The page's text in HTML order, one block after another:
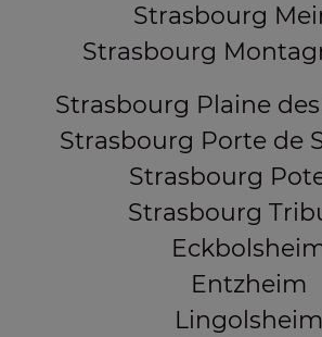
Strasbourg
Strasbourg
Strasbourg Plaine
Strasbourg Porte de
Strasbourg
Strasbourg
Entzheim
Lingolsheim